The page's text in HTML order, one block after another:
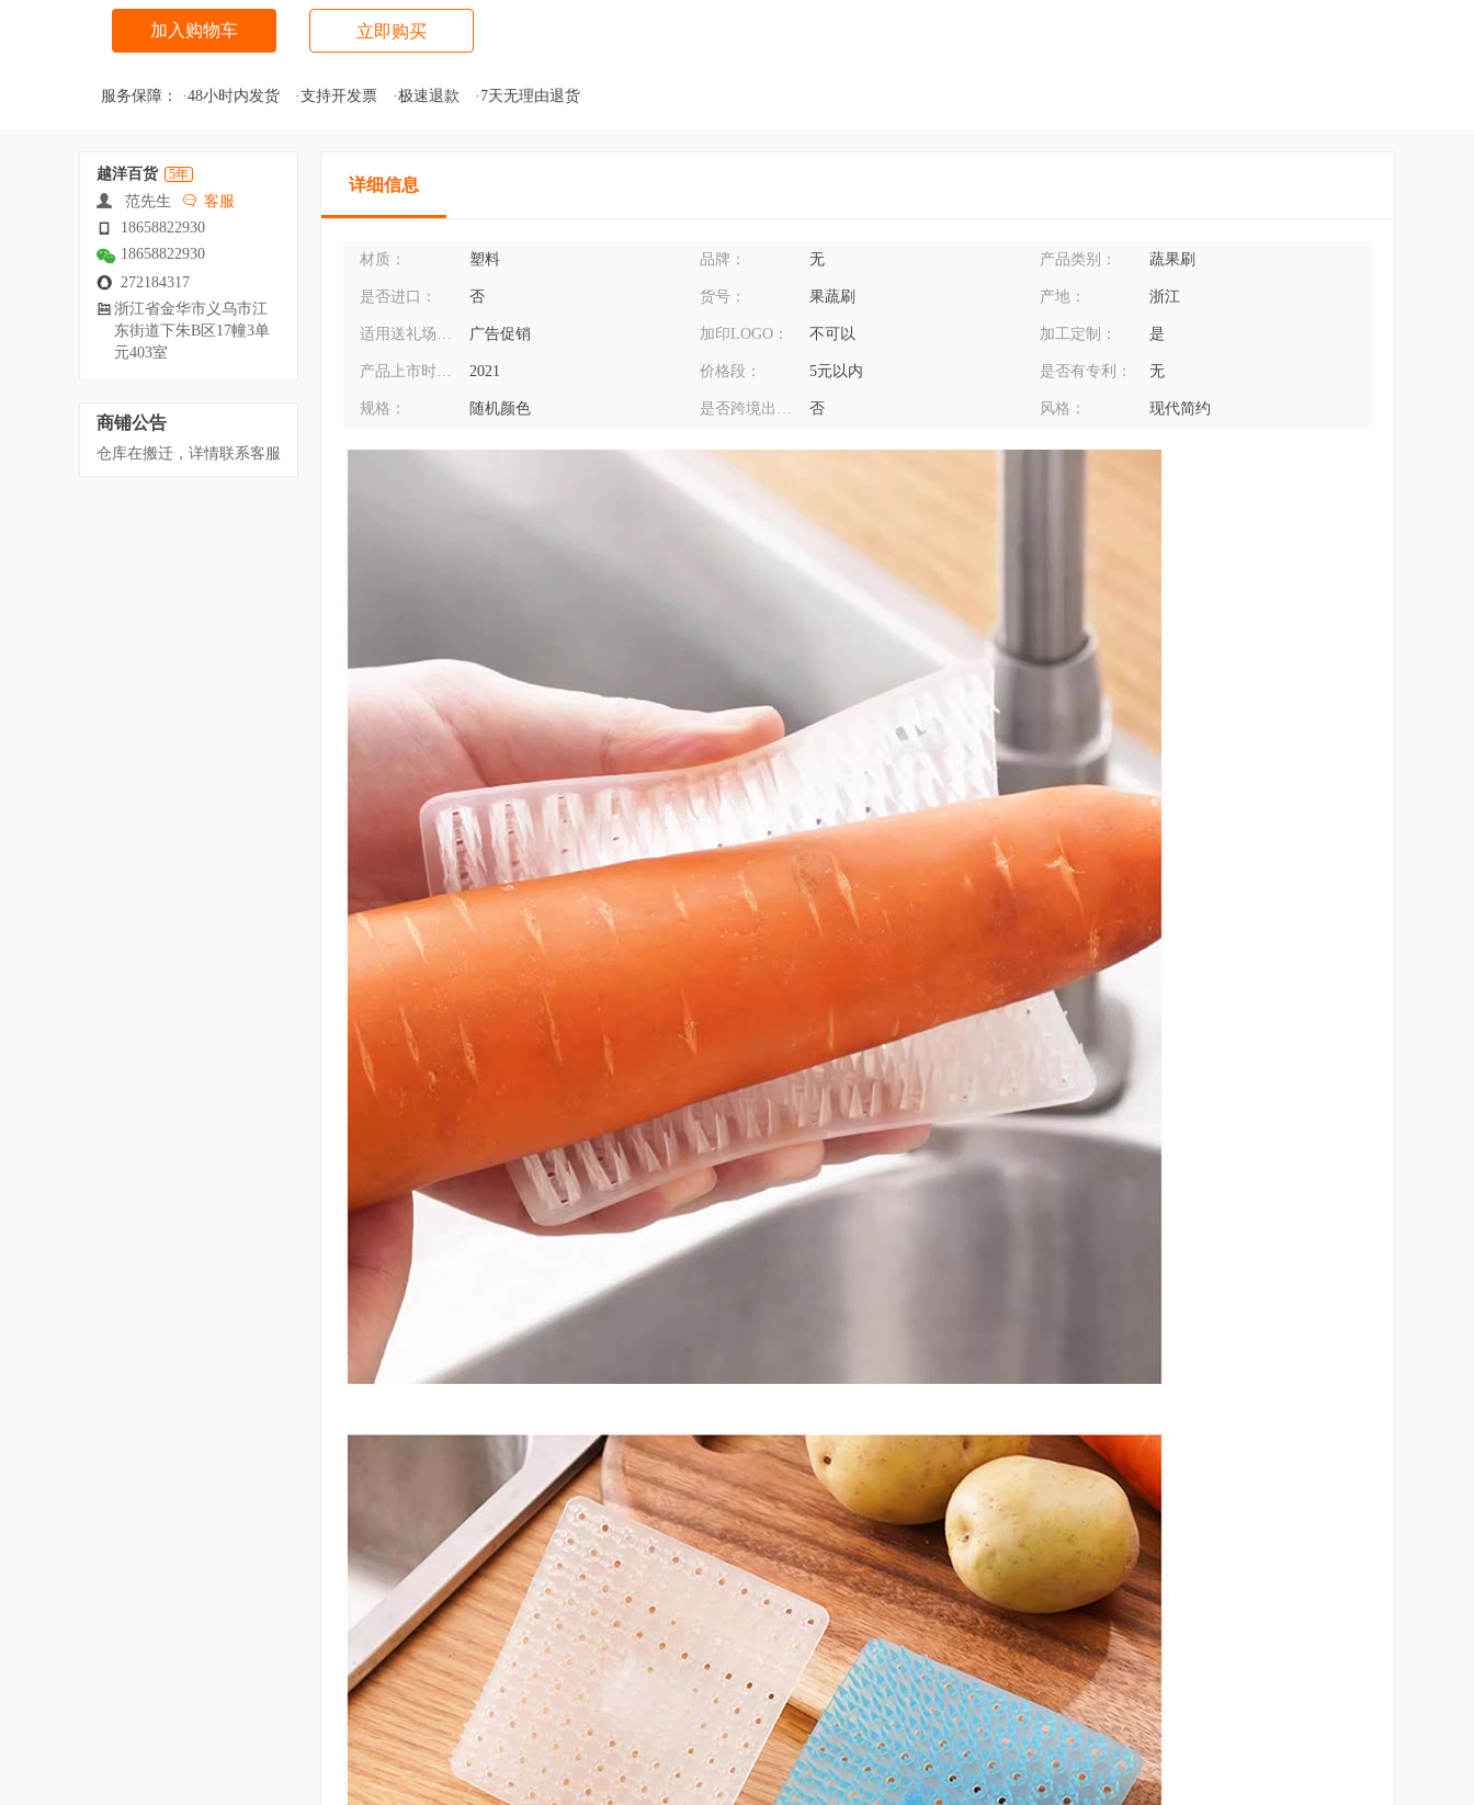
加入购物车 立即购买
服务保障： ·48小时内发货 ·支持开发票 ·极速退款 ·7天无理由退货
越洋百货 5年
范先生
客服
18658822930
18658822930
272184317
浙江省金华市义乌市江
东街道下朱B区17幢3单
元403室
商铺公告
仓库在搬迁，详情联系客服
详细信息
材质： 塑料 品牌： 无 产品类别： 蔬果刷
是否进口： 否 货号： 果蔬刷 产地： 浙江
适用送礼场合： 广告促销 加印LOGO： 不可以 加工定制： 是
产品上市时间： 2021 价格段： 5元以内 是否有专利： 无
规格： 随机颜色 是否跨境出口专供货源： 否 风格： 现代简约